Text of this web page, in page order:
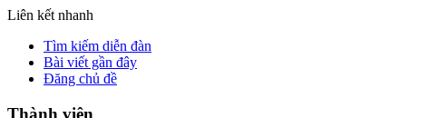
Liên kết nhanh
Tìm kiếm diễn đàn
Bài viết gần đây
Đăng chủ đề
Thành viên